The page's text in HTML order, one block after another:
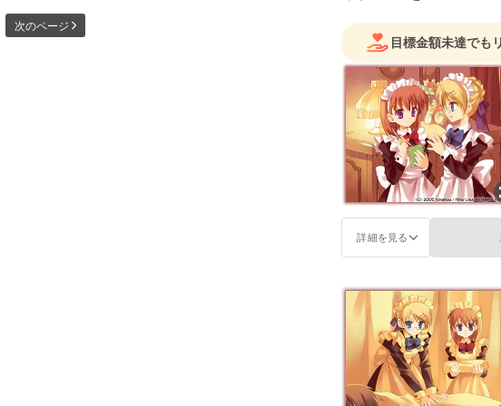
次のページ
目標金額未達でも
詳細を見る